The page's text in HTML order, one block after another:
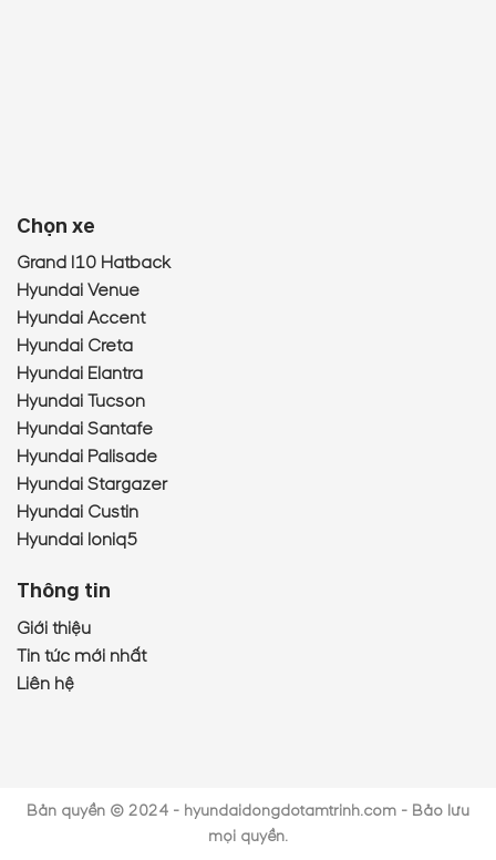
Chọn xe
Grand I10 Hatback
Hyundai Venue
Hyundai Accent
Hyundai Creta
Hyundai Elantra
Hyundai Tucson
Hyundai Santafe
Hyundai Palisade
Hyundai Stargazer
Hyundai Custin
Hyundai Ioniq5
Thông tin
Giới thiệu
Tin tức mới nhất
Liên hệ
Bản quyền © 2024 - hyundaidongdotamtrinh.com - Bảo lưu
mọi quyền.